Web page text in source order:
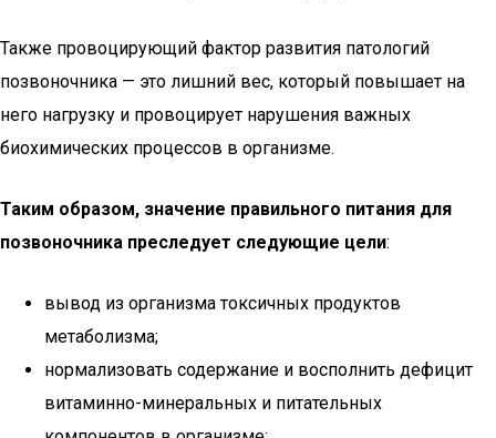
Также провоцирующий фактор развития патологий
позвоночника — это лишний вес, который повышает на
него нагрузку и провоцирует нарушения важных
биохимических процессов в организме.
Таким образом, значение правильного питания для
позвоночника преследует следующие цели:
вывод из организма токсичных продуктов
метаболизма;
нормализовать содержание и восполнить дефицит
витаминно-минеральных и питательных